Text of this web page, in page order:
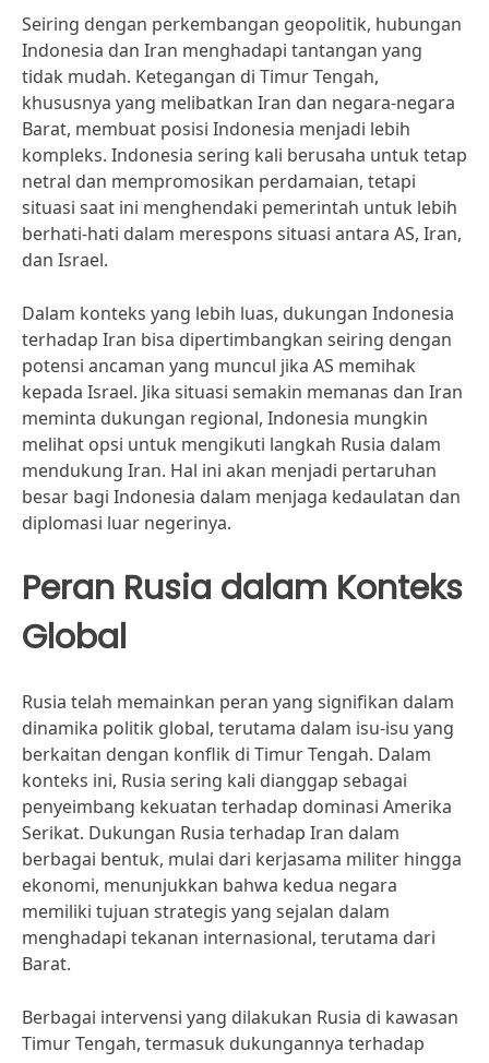
Seiring dengan perkembangan geopolitik, hubungan
Indonesia dan Iran menghadapi tantangan yang
tidak mudah. Ketegangan di Timur Tengah,
khususnya yang melibatkan Iran dan negara-negara
Barat, membuat posisi Indonesia menjadi lebih
kompleks. Indonesia sering kali berusaha untuk tetap
netral dan mempromosikan perdamaian, tetapi
situasi saat ini menghendaki pemerintah untuk lebih
berhati-hati dalam merespons situasi antara AS, Iran,
dan Israel.
Dalam konteks yang lebih luas, dukungan Indonesia
terhadap Iran bisa dipertimbangkan seiring dengan
potensi ancaman yang muncul jika AS memihak
kepada Israel. Jika situasi semakin memanas dan Iran
meminta dukungan regional, Indonesia mungkin
melihat opsi untuk mengikuti langkah Rusia dalam
mendukung Iran. Hal ini akan menjadi pertaruhan
besar bagi Indonesia dalam menjaga kedaulatan dan
diplomasi luar negerinya.
Peran Rusia dalam Konteks
Global
Rusia telah memainkan peran yang signifikan dalam
dinamika politik global, terutama dalam isu-isu yang
berkaitan dengan konflik di Timur Tengah. Dalam
konteks ini, Rusia sering kali dianggap sebagai
penyeimbang kekuatan terhadap dominasi Amerika
Serikat. Dukungan Rusia terhadap Iran dalam
berbagai bentuk, mulai dari kerjasama militer hingga
ekonomi, menunjukkan bahwa kedua negara
memiliki tujuan strategis yang sejalan dalam
menghadapi tekanan internasional, terutama dari
Barat.
Berbagai intervensi yang dilakukan Rusia di kawasan
Timur Tengah, termasuk dukungannya terhadap